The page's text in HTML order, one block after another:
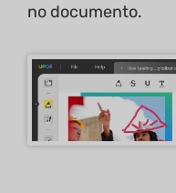
no documento.